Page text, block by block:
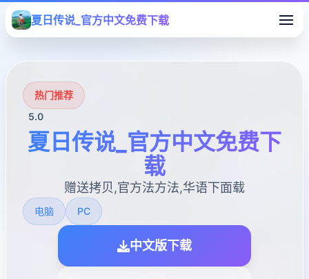
夏日传说_官方中文免费下载
热门推荐
5.0
夏日传说_官方中文免费下
载
赠送拷贝,官方法方法,华语下面载
电脑 PC
中文版下载